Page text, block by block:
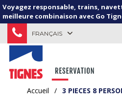
Voyagez responsable, trains,
meilleure combinaison avec Go
FRANÇAIS
Accueil / 3 PIECES 8